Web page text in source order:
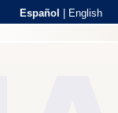
Español English